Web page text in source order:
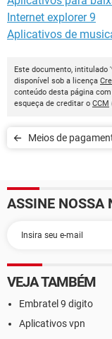
Internet explorer 9
Aplicativos de
Este documento, intitulado
disponível sob a licença
conteúdo desta página
esqueça de creditar o CCM
Meios de
ASSINE NOSSA
VEJA TAMBÉM
Embratel 9 digito
Aplicativos vpn